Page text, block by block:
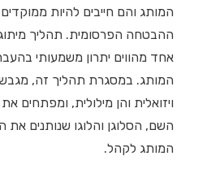
המותג והם חייבים להיות
ההבטחה הפרסומית. תהליך מיתוג
אחד מהווים יתרון משמעותי
המותג. במסגרת תהליך זה,
ויזואלית והן מילולית, ומפתחים
השם, הסלוגן והלוגו שנותנים את
המותג לקהל.